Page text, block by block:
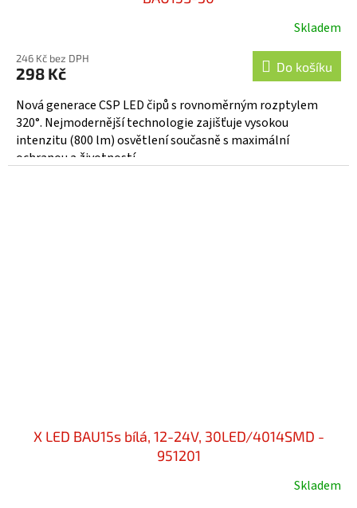
Skladem
246 Kč bez DPH
298 Kč Do košíku
Nová generace CSP LED čipů s rovnoměrným rozptylem
320°. Nejmodernější technologie zajišťuje vysokou
intenzitu (800 lm) osvětlení současně s maximální
ochranou a životností...
X LED BAU15s bílá, 12-24V, 30LED/4014SMD -
951201
Skladem